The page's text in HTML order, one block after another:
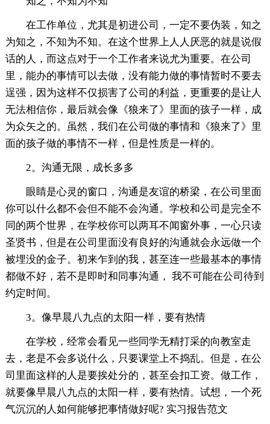
在工作单位，尤其是初进公司，一定不要伪装，知之
为知之，不知为不知。在这个世界上人人厌恶的就是说假
话的人，而这点对于一个工作者来说尤为重要。在公司
里，能办的事情可以去做，没有能力做的事情暂时不要去
逞强，因为这样不仅损害了公司的利益，更重要的是让人
无法相信你，最后就会像《狼来了》里面的孩子一样，成
为众矢之的。虽然，我们在公司做的事情和《狼来了》里
面的孩子做的事情不一样，但是性质是一样的。
2。沟通无限，成长多多
眼睛是心灵的窗口，沟通是友谊的桥梁，在公司里面
你可以什么都不会但不能不会沟通。学校和公司是完全不
同的两个世界，在学校你可以两耳不闻窗外事，一心只读
圣贤书，但是在公司里面没有良好的沟通就会永远做一个
被埋没的金子。初来乍到的我，甚至连一些最基本的事情
都做不好，若不是即时和同事沟通， 我不可能在公司待到
约定时间。
3。像早晨八九点的太阳一样，要有热情
在学校，经常会看见一些同学无精打采的向教室走
去，老是不会多说什么，只要课堂上不捣乱。但是，在公
司里面这样的人是要挨处分的，甚至会扣工资。做工作，
就要像早晨八九点的太阳一样，要有热情。试想，一个死
气沉沉的人如何能够把事情做好呢? 实习报告范文